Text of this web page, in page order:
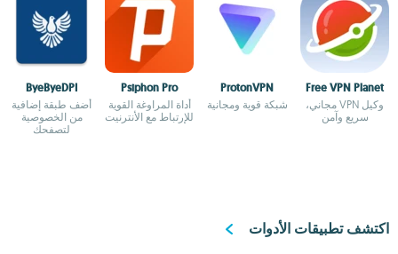
Free VPN Planet
وكيل VPN مجاني،
سريع وآمن
ProtonVPN
شبكة قوية ومجانية
Psiphon Pro
أداة المراوغة القوية
للإرتباط مع الأنترنيت
ByeByeDPI
أضف طبقة إضافية
من الخصوصية
لتصفحك
اكتشف تطبيقات الأدوات